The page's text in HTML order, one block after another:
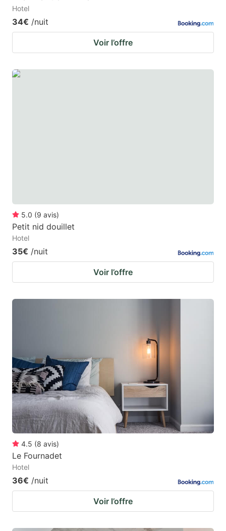
Hotel
34€ /nuit
Voir l’offre
5.0 (9 avis)
Petit nid douillet
Hotel
35€ /nuit
Voir l’offre
4.5 (8 avis)
Le Fournadet
Hotel
36€ /nuit
Voir l’offre